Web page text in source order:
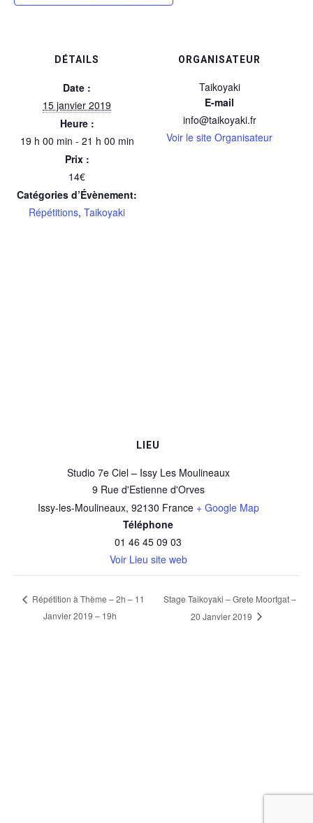
DÉTAILS
Date :
15 janvier 2019
Heure :
19 h 00 min - 21 h 00 min
Prix :
14€
Catégories d’Évènement:
Répétitions, Taikoyaki
ORGANISATEUR
Taikoyaki
E-mail
info@taikoyaki.fr
Voir le site Organisateur
LIEU
Studio 7e Ciel – Issy Les Moulineaux
9 Rue d'Estienne d'Orves
Issy-les-Moulineaux, 92130 France + Google Map
Téléphone
01 46 45 09 03
Voir Lieu site web
Répétition à Thème – 2h – 11
Janvier 2019 – 19h
Stage Taikoyaki – Grete Moortgat –
20 Janvier 2019